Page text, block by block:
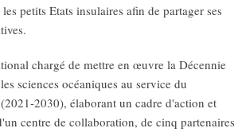
petits Etats insulaires afin de partager ses
chargé de mettre en œuvre la Décennie
sciences océaniques au service du
2030), élaborant un cadre d'action et
centre de collaboration, de cinq partenaires